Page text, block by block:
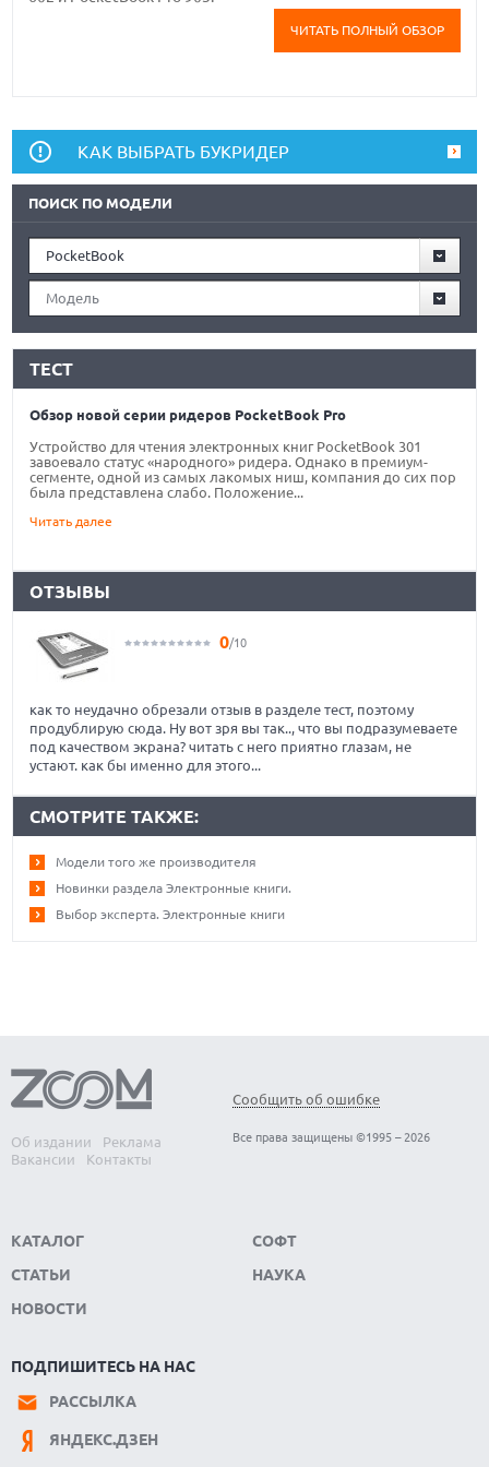
ЧИТАТЬ ПОЛНЫЙ ОБЗОР
КАК ВЫБРАТЬ БУКРИДЕР
ПОИСК ПО МОДЕЛИ
PocketBook
Модель
ТЕСТ
Обзор новой серии ридеров PocketBook Pro
Устройство для чтения электронных книг PocketBook 301
завоевало статус «народного» ридера. Однако в премиум-
сегменте, одной из самых лакомых ниш, компания до сих пор
была представлена слабо. Положение...
Читать далее
ОТЗЫВЫ
0/10
как то неудачно обрезали отзыв в разделе тест, поэтому
продублирую сюда. Ну вот зря вы так.., что вы подразумеваете
под качеством экрана? читать с него приятно глазам, не
устают. как бы именно для этого...
СМОТРИТЕ ТАКЖЕ:
Модели того же производителя
Новинки раздела Электронные книги.
Выбор эксперта. Электронные книги
Об издании
Реклама
Вакансии
Контакты
Сообщить об ошибке
Все права защищены ©1995 – 2026
КАТАЛОГ
СТАТЬИ
НОВОСТИ
СОФТ
НАУКА
ПОДПИШИТЕСЬ НА НАС
РАССЫЛКА
ЯНДЕКС.ДЗЕН